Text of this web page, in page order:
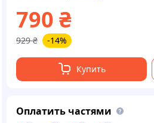
790 ₴
929 ₴ -14%
Купить
Оплатить частями